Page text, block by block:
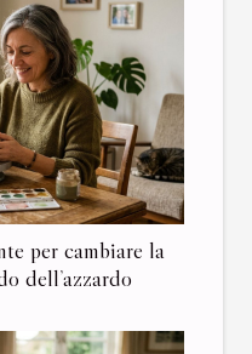
per cambiare la
dell’azzardo